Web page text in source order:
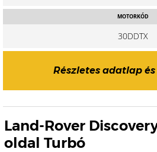
MOTORKÓD
30DDTX
Részletes adatlap
Land-Rover
oldal Turbó